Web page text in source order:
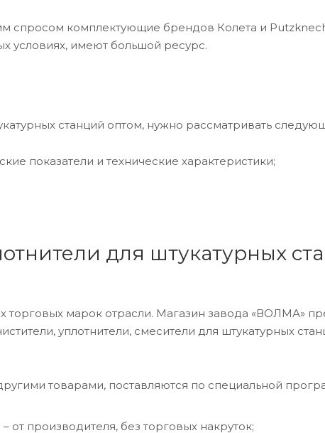
спросом комплектующие брендов Колета и
условиях, имеют большой ресурс.
станций оптом, нужно рассматривать
показатели и технические характеристики;
для штукатурных
марок отрасли. Магазин завода «ВОЛМА»
уплотнители, смесители для штукатурных
товарами, поставляются по специальной
производителя, без торговых накруток;